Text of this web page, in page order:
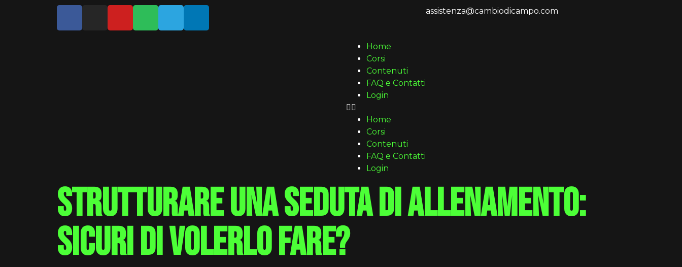
assistenza@cambiodicampo.com
Home
Corsi
Contenuti
FAQ e Contatti
Login
Home
Corsi
Contenuti
FAQ e Contatti
Login
Strutturare una seduta di allenamento:
sicuri di volerlo fare?